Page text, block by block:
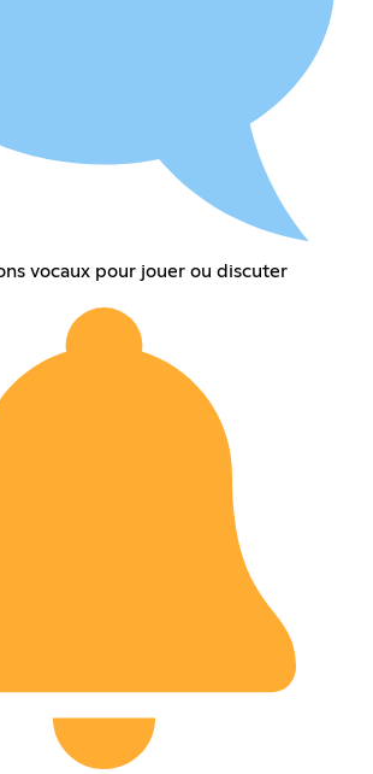
vocaux pour jouer ou discuter